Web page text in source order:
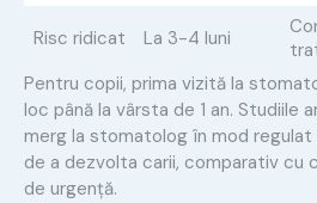
Risc ridicat La 3-4 luni
Pentru copii, prima vizită la
loc până la vârsta de 1 an. Studiile
merg la stomatolog în mod regulat
de a dezvolta carii, comparativ cu
de urgență.